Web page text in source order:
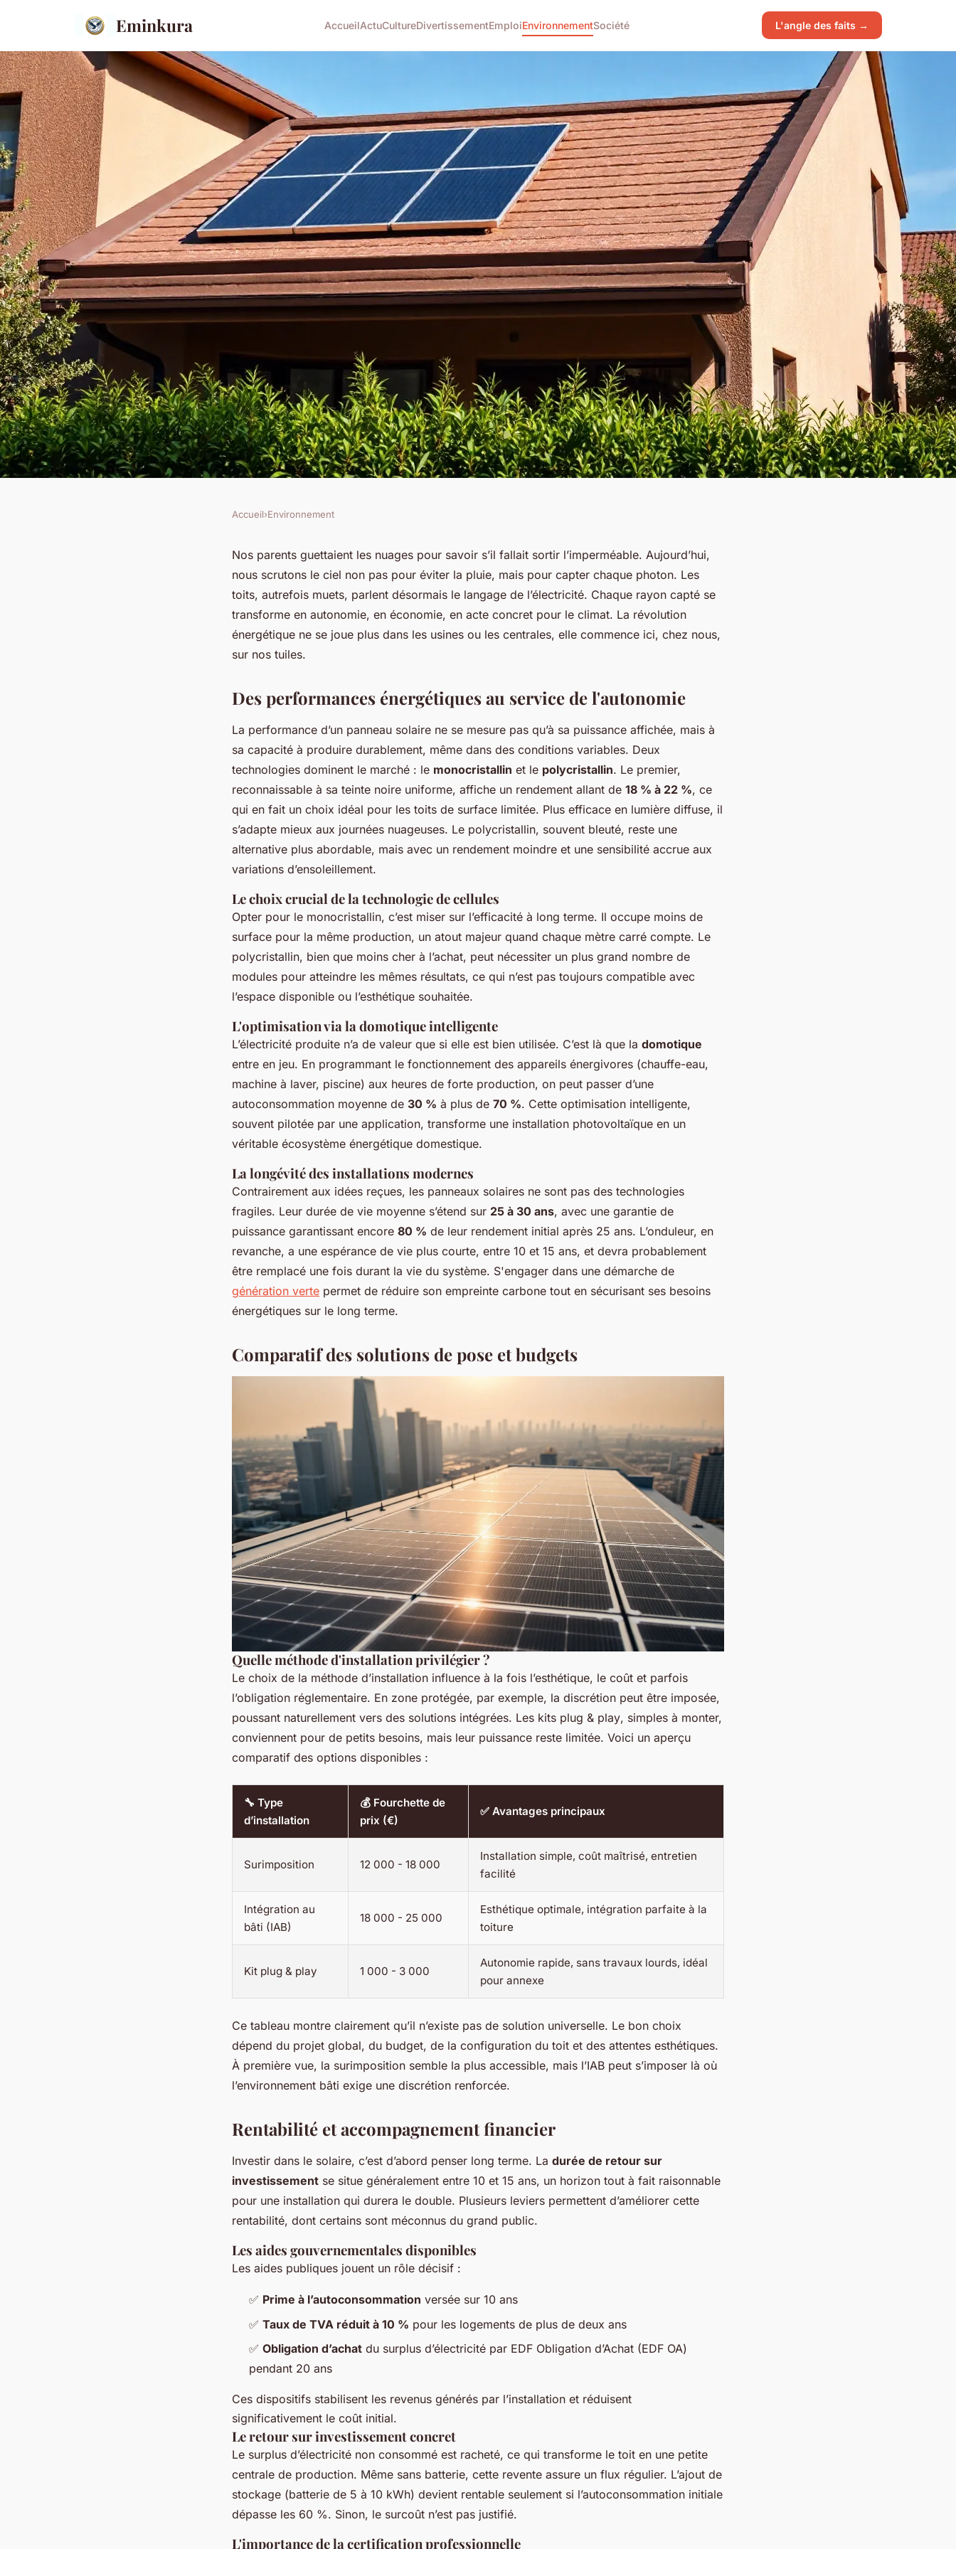
Eminkura AccueilActuCultureDivertissementEmploiEnvironnementSociété L'angle des faits →
Top 5 avantages des panneaux solaires
photovoltaïques d'efficacité
7 min de lecture
Accueil›Environnement
Nos parents guettaient les nuages pour savoir s’il fallait sortir l’imperméable. Aujourd’hui,
nous scrutons le ciel non pas pour éviter la pluie, mais pour capter chaque photon. Les
toits, autrefois muets, parlent désormais le langage de l’électricité. Chaque rayon capté se
transforme en autonomie, en économie, en acte concret pour le climat. La révolution
énergétique ne se joue plus dans les usines ou les centrales, elle commence ici, chez nous,
sur nos tuiles.
Des performances énergétiques au service de l'autonomie
La performance d’un panneau solaire ne se mesure pas qu’à sa puissance affichée, mais à
sa capacité à produire durablement, même dans des conditions variables. Deux
technologies dominent le marché : le monocristallin et le polycristallin. Le premier,
reconnaissable à sa teinte noire uniforme, affiche un rendement allant de 18 % à 22 %, ce
qui en fait un choix idéal pour les toits de surface limitée. Plus efficace en lumière diffuse, il
s’adapte mieux aux journées nuageuses. Le polycristallin, souvent bleuté, reste une
alternative plus abordable, mais avec un rendement moindre et une sensibilité accrue aux
variations d’ensoleillement.
Le choix crucial de la technologie de cellules
Opter pour le monocristallin, c’est miser sur l’efficacité à long terme. Il occupe moins de
surface pour la même production, un atout majeur quand chaque mètre carré compte. Le
polycristallin, bien que moins cher à l’achat, peut nécessiter un plus grand nombre de
modules pour atteindre les mêmes résultats, ce qui n’est pas toujours compatible avec
l’espace disponible ou l’esthétique souhaitée.
L'optimisation via la domotique intelligente
L’électricité produite n’a de valeur que si elle est bien utilisée. C’est là que la domotique
entre en jeu. En programmant le fonctionnement des appareils énergivores (chauffe-eau,
machine à laver, piscine) aux heures de forte production, on peut passer d’une
autoconsommation moyenne de 30 % à plus de 70 %. Cette optimisation intelligente,
souvent pilotée par une application, transforme une installation photovoltaïque en un
véritable écosystème énergétique domestique.
La longévité des installations modernes
Contrairement aux idées reçues, les panneaux solaires ne sont pas des technologies
fragiles. Leur durée de vie moyenne s’étend sur 25 à 30 ans, avec une garantie de
puissance garantissant encore 80 % de leur rendement initial après 25 ans. L’onduleur, en
revanche, a une espérance de vie plus courte, entre 10 et 15 ans, et devra probablement
être remplacé une fois durant la vie du système. S'engager dans une démarche de
génération verte permet de réduire son empreinte carbone tout en sécurisant ses besoins
énergétiques sur le long terme.
Comparatif des solutions de pose et budgets
Quelle méthode d'installation privilégier ?
Le choix de la méthode d’installation influence à la fois l’esthétique, le coût et parfois
l’obligation réglementaire. En zone protégée, par exemple, la discrétion peut être imposée,
poussant naturellement vers des solutions intégrées. Les kits plug & play, simples à monter,
conviennent pour de petits besoins, mais leur puissance reste limitée. Voici un aperçu
comparatif des options disponibles :
🔧 Type
d’installation
💰 Fourchette de
prix (€)
✅ Avantages principaux
Surimposition 12 000 - 18 000
Installation simple, coût maîtrisé, entretien
facilité
Intégration au
bâti (IAB)
18 000 - 25 000
Esthétique optimale, intégration parfaite à la
toiture
Kit plug & play 1 000 - 3 000
Autonomie rapide, sans travaux lourds, idéal
pour annexe
Ce tableau montre clairement qu’il n’existe pas de solution universelle. Le bon choix
dépend du projet global, du budget, de la configuration du toit et des attentes esthétiques.
À première vue, la surimposition semble la plus accessible, mais l’IAB peut s’imposer là où
l’environnement bâti exige une discrétion renforcée.
Rentabilité et accompagnement financier
Investir dans le solaire, c’est d’abord penser long terme. La durée de retour sur
investissement se situe généralement entre 10 et 15 ans, un horizon tout à fait raisonnable
pour une installation qui durera le double. Plusieurs leviers permettent d’améliorer cette
rentabilité, dont certains sont méconnus du grand public.
Les aides gouvernementales disponibles
Les aides publiques jouent un rôle décisif :
✅ Prime à l’autoconsommation versée sur 10 ans
✅ Taux de TVA réduit à 10 % pour les logements de plus de deux ans
✅ Obligation d’achat du surplus d’électricité par EDF Obligation d’Achat (EDF OA)
pendant 20 ans
Ces dispositifs stabilisent les revenus générés par l’installation et réduisent
significativement le coût initial.
Le retour sur investissement concret
Le surplus d’électricité non consommé est racheté, ce qui transforme le toit en une petite
centrale de production. Même sans batterie, cette revente assure un flux régulier. L’ajout de
stockage (batterie de 5 à 10 kWh) devient rentable seulement si l’autoconsommation initiale
dépasse les 60 %. Sinon, le surcoût n’est pas justifié.
L'importance de la certification professionnelle